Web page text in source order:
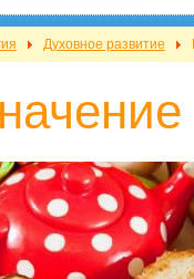
Духовное развитие